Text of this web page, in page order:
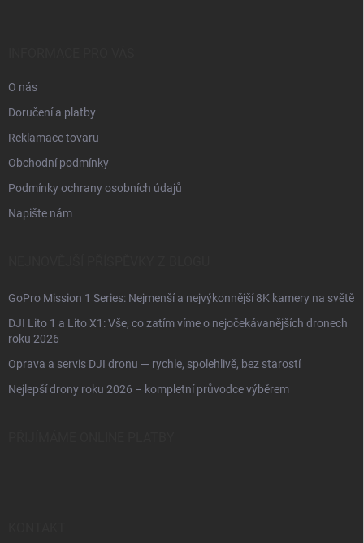
O nás
Doručení a platby
Reklamace tovaru
Obchodní podmínky
Podmínky ochrany osobních údajů
Napište nám
GoPro Mission 1 Series: Nejmenší a nejvýkonnější 8K kamery na světě
DJI Lito 1 a Lito X1: Vše, co zatím víme o nejočekávanějších dronech
roku 2026
Oprava a servis DJI dronu — rychle, spolehlivě, bez starostí
Nejlepší drony roku 2026 – kompletní průvodce výběrem